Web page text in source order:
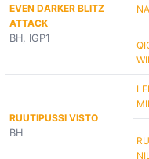
EVEN DARKER BLITZ
ATTACK
BH, IGP1
RUUTIPUSSI VISTO
BH